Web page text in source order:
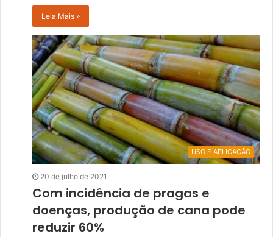
Leia Mais »
USO E APLICAÇÃO
20 de julho de 2021
Com incidência de pragas e
doenças, produção de cana pode
reduzir 60%